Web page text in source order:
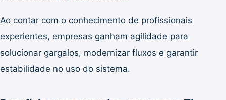
Ao contar com o conhecimento de profissionais
experientes, empresas ganham agilidade para
solucionar gargalos, modernizar fluxos e garantir
estabilidade no uso do sistema.